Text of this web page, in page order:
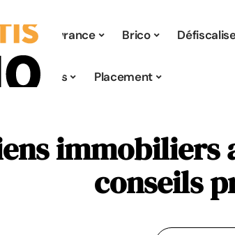
Assurance Brico
News Placement
immobiliers
conseils